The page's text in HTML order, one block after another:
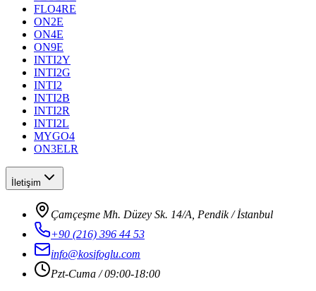
FLO4RE
ON2E
ON4E
ON9E
INTI2Y
INTI2G
INTI2
INTI2B
INTI2R
INTI2L
MYGO4
ON3ELR
İletişim
Çamçeşme Mh. Düzey Sk. 14/A, Pendik / İstanbul
+90 (216) 396 44 53
info@kosifoglu.com
Pzt-Cuma / 09:00-18:00